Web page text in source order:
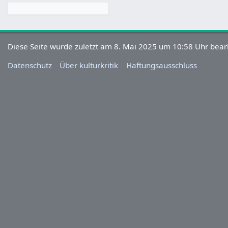
Diese Seite wurde zuletzt am 8. Mai 2025 um 10:58 Uhr
Datenschutz
Über kulturkritik Haftungsausschluss